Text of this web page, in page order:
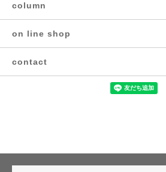
column
on line shop
contact